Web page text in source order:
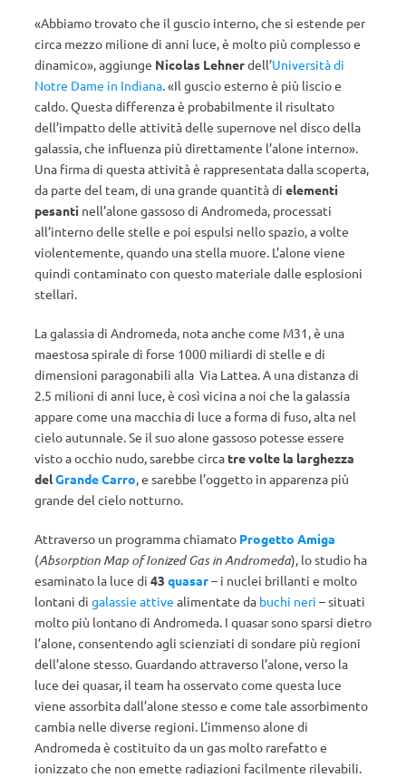
«Abbiamo trovato che il guscio interno, che si estende per
circa mezzo milione di anni luce, è molto più complesso e
dinamico», aggiunge Nicolas Lehnerdell’Università di
Notre Dame in Indiana. «Il guscio esterno è più liscio e
caldo. Questa differenza è probabilmente il risultato
dell’impatto delle attività delle supernove nel disco della
galassia, che influenza più direttamente l’alone interno».
Una firma di questa attività è rappresentata dalla scoperta,
da parte del team, di una grande quantità di elementi
pesanti nell’alone gassoso di Andromeda, processati
all’interno delle stelle e poi espulsi nello spazio, a volte
violentemente, quando una stella muore. L’alone viene
quindi contaminato con questo materiale dalle esplosioni
stellari.
La galassia di Andromeda, nota anche come M31, è una
maestosa spirale di forse 1000 miliardi di stelle e di
dimensioni paragonabili alla Via Lattea. A una distanza di
2.5 milioni di anni luce, è così vicina a noi che la galassia
appare come una macchia di luce a forma di fuso, alta nel
cielo autunnale. Se il suo alone gassoso potesse essere
visto a occhio nudo, sarebbe circa tre volte la larghezza
delGrande Carro, e sarebbe l’oggetto in apparenza più
grande del cielo notturno.
Attraverso un programma chiamato Progetto Amiga
(Absorption Map of Ionized Gas in Andromeda), lo studio ha
esaminato la luce di 43 quasar– i nuclei brillanti e molto
lontani di galassie attive alimentate da buchi neri – situati
molto più lontano di Andromeda. I quasar sono sparsi dietro
l’alone, consentendo agli scienziati di sondare più regioni
dell’alone stesso. Guardando attraverso l’alone, verso la
luce dei quasar, il team ha osservato come questa luce
viene assorbita dall’alone stesso e come tale assorbimento
cambia nelle diverse regioni. L’immenso alone di
Andromeda è costituito da un gas molto rarefatto e
ionizzato che non emette radiazioni facilmente rilevabili.